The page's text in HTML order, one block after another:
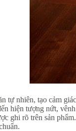
tự nhiên, tạo cảm
hiện tượng nứt,
ghi rõ trên sản